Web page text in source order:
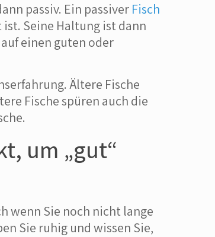
passiv. Ein passiver Fisch
Seine Haltung ist dann
einen guten oder
Ältere Fische
Fische spüren auch die
um „gut“
wenn Sie noch nicht lange
Sie ruhig und wissen Sie,